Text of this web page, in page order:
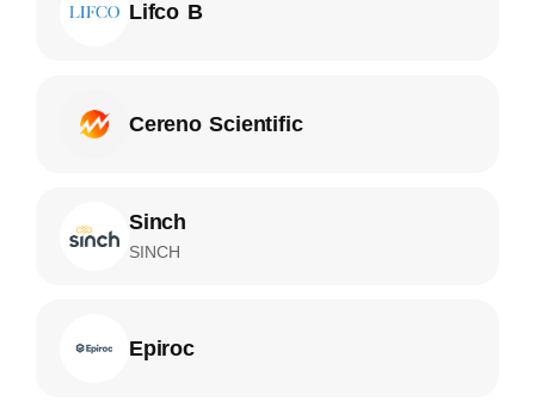
Lifco B
Cereno Scientific
Sinch
SINCH
Epiroc